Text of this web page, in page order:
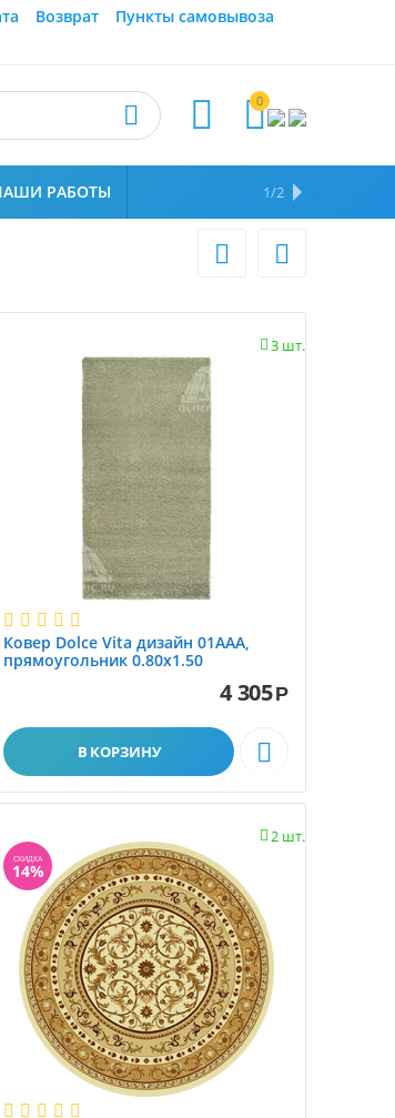
Возврат
Пункты самовывоза
0



РАБОТЫ НАМ ДОВЕРЯЮТ
1/2
 
3 шт.

Ковер Dolce Vita дизайн 01AAA,
прямоугольник 0.80x1.50
4 305Р
В КОРЗИНУ 
2 шт.

СКИДКА
14%